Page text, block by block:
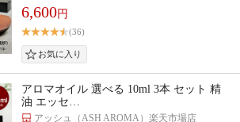
6,600円
(36)
アロマオイル 選べる 10ml 3本 セット 精
油 エッセ…
アッシュ（ASH AROMA）楽天市場店